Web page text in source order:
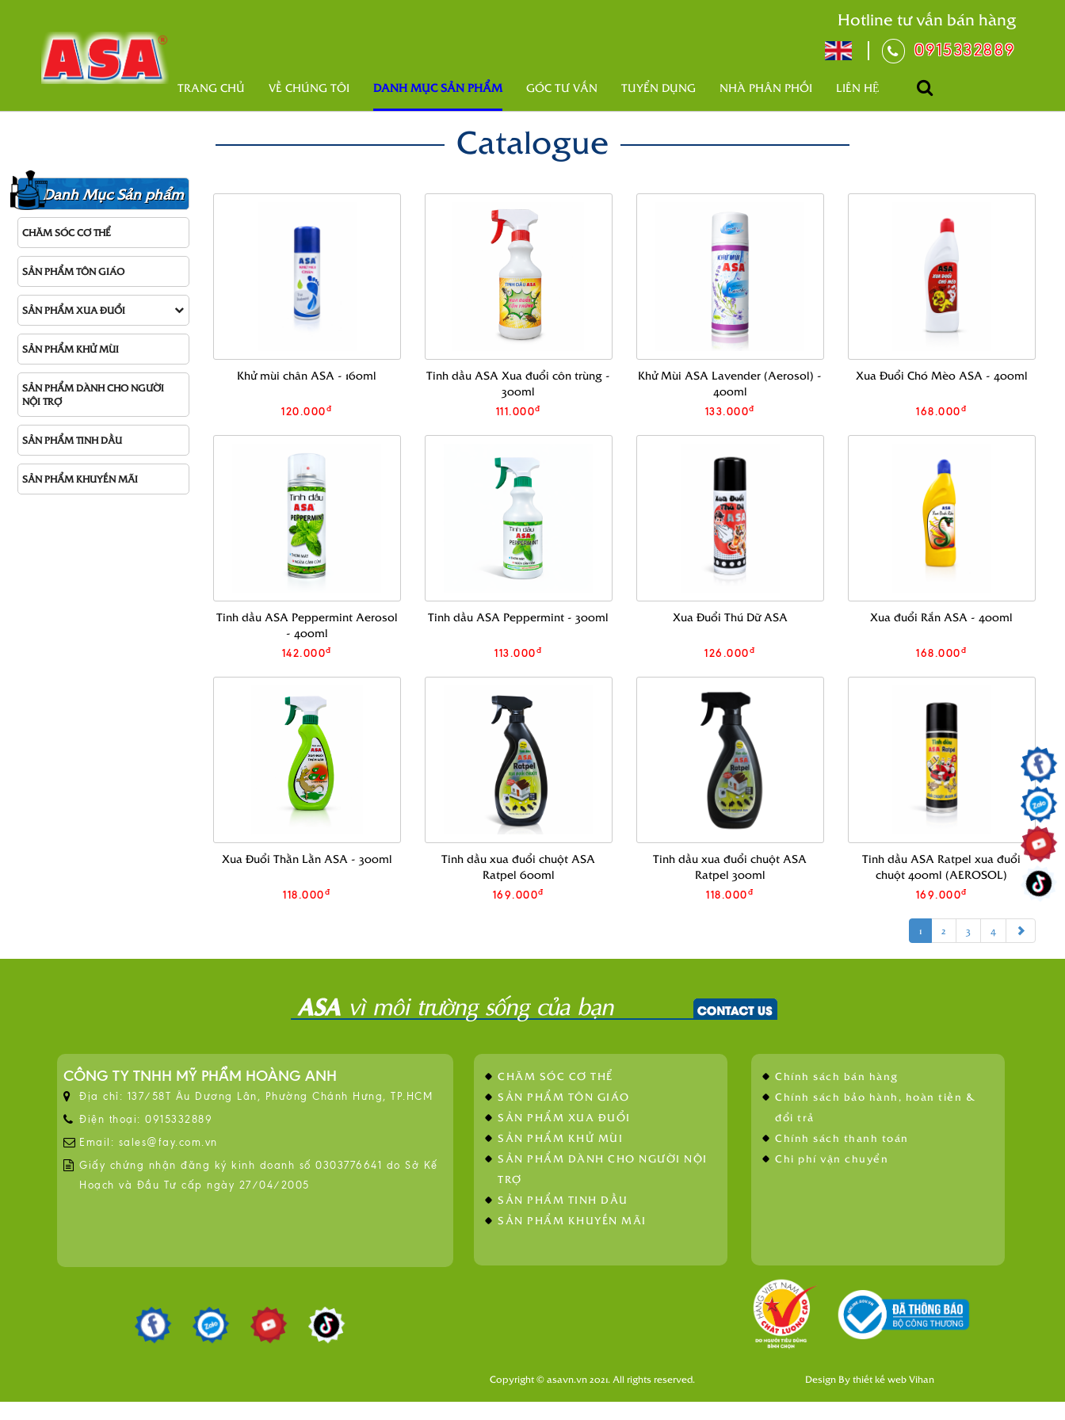
Hotline tư vấn bán hàng
0915332889
TRANG CHỦ VỀ CHÚNG TÔI DANH MỤC SẢN PHẨM GÓC TƯ VẤN TUYỂN DỤNG NHÀ PHÂN PHỐI LIÊN HỆ
Catalogue
Danh Mục Sản phẩm
CHĂM SÓC CƠ THỂ
SẢN PHẨM TÔN GIÁO
SẢN PHẨM XUA ĐUỔI
SẢN PHẨM KHỬ MÙI
SẢN PHẨM DÀNH CHO NGƯỜI
NỘI TRỢ
SẢN PHẨM TINH DẦU
SẢN PHẨM KHUYẾN MÃI
Khử mùi chân ASA - 160ml
120.000đ
Tinh dầu ASA Xua đuổi côn trùng -
300ml
111.000đ
Khử Mùi ASA Lavender (Aerosol) -
400ml
133.000đ
Xua Đuổi Chó Mèo ASA - 400ml
168.000đ
Tinh dầu ASA Peppermint Aerosol
- 400ml
142.000đ
Tinh dầu ASA Peppermint - 300ml
113.000đ
Xua Đuổi Thú Dữ ASA
126.000đ
Xua đuổi Rắn ASA - 400ml
168.000đ
Xua Đuổi Thằn Lằn ASA - 300ml
118.000đ
Tinh dầu xua đuổi chuột ASA
Ratpel 600ml
169.000đ
Tinh dầu xua đuổi chuột ASA
Ratpel 300ml
118.000đ
Tinh dầu ASA Ratpel xua đuổi
chuột 400ml (AEROSOL)
169.000đ
1 2 3 4
CÔNG TY TNHH MỸ PHẨM HOÀNG ANH
Địa chỉ: 137/58T Âu Dương Lân, Phường Chánh Hưng, TP.HCM
Điện thoại: 0915332889
Email: sales@fay.com.vn
Giấy chứng nhận đăng ký kinh doanh số 0303776641 do Sở Kế
Hoạch và Đầu Tư cấp ngày 27/04/2005
CHĂM SÓC CƠ THỂ
SẢN PHẨM TÔN GIÁO
SẢN PHẨM XUA ĐUỔI
SẢN PHẨM KHỬ MÙI
SẢN PHẨM DÀNH CHO NGƯỜI NỘI
TRỢ
SẢN PHẨM TINH DẦU
SẢN PHẨM KHUYẾN MÃI
Chính sách bán hàng
Chính sách bảo hành, hoàn tiền &
đổi trả
Chính sách thanh toán
Chi phí vận chuyển
Copyright © asavn.vn 2021. All rights reserved. Design Bythiết kế webVihan